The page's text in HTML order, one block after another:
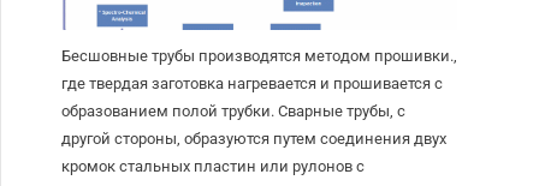
Бесшовные трубы производятся методом прошивки.,
где твердая заготовка нагревается и прошивается с
образованием полой трубки. Сварные трубы, с
другой стороны, образуются путем соединения двух
кромок стальных пластин или рулонов с